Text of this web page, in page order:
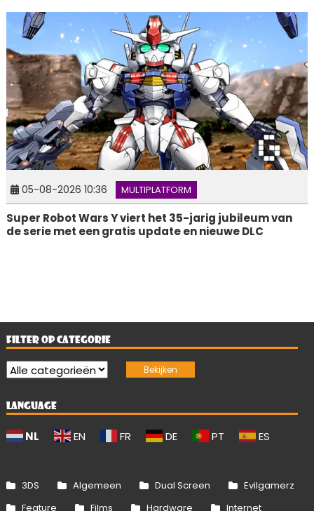
05-08-2026 10:36 MULTIPLATFORM
Super Robot Wars Y viert het 35-jarig jubileum van
de serie met een gratis update en nieuwe DLC
FILTER OP CATEGORIE
LANGUAGE
NL EN FR DE PT ES
3DS Algemeen Dual Screen
Evilgamerz
Feature
Films Hardware Internet